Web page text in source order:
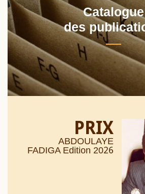
Catalogue
des
PRIX
ABDOULAYE
FADIGA Edition 2026